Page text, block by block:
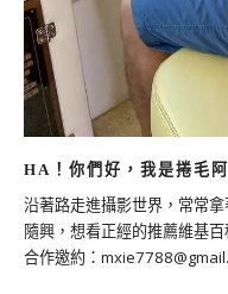
HA！你們好，我是捲毛阿
沿著路走進攝影世界，常常
隨興，想看正經的推薦維基
合作邀約：